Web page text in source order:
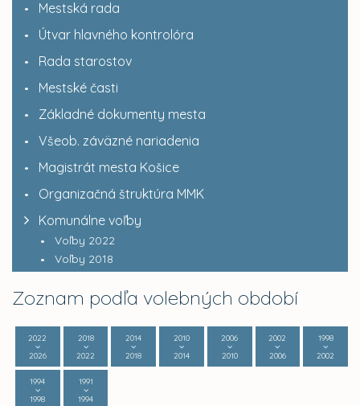
Mestská rada
Útvar hlavného kontrolóra
Rada starostov
Mestské časti
Základné dokumenty mesta
Všeob. záväzné nariadenia
Magistrát mesta Košice
Organizačná štruktúra MMK
Komunálne voľby
Voľby 2022
Voľby 2018
Zoznam podľa volebných období
2022
2026
2018
2022
2014
2018
2010
2014
2006
2010
2002
2006
1998
2002
1994
1998
1991
1994